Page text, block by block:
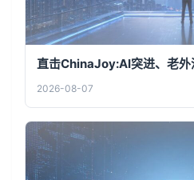
直击ChinaJoy:AI突进、老外
2026-08-07